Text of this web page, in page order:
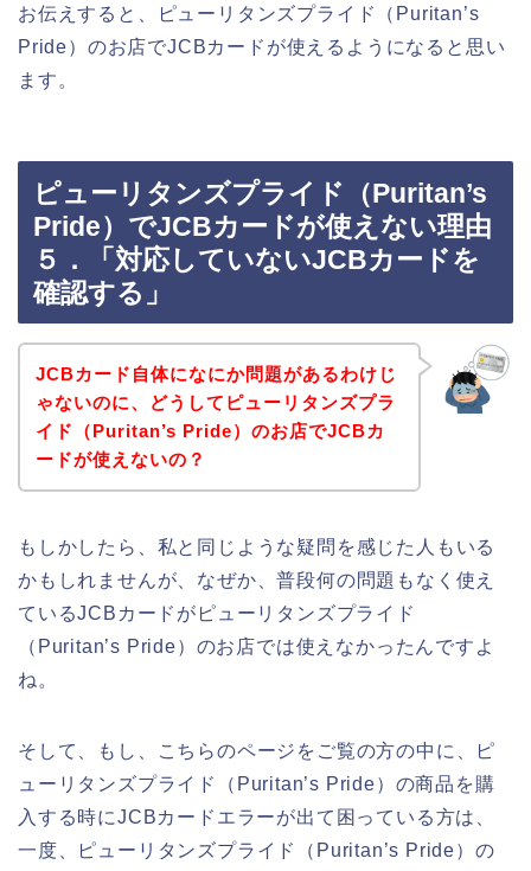
お伝えすると、ピューリタンズプライド（Puritan’s
Pride）のお店でJCBカードが使えるようになると思い
ます。
ピューリタンズプライド（Puritan’s
Pride）でJCBカードが使えない理由
５．「対応していないJCBカードを
確認する」
JCBカード自体になにか問題があるわけじ
ゃないのに、どうしてピューリタンズプラ
イド（Puritan’s Pride）のお店でJCBカ
ードが使えないの？
もしかしたら、私と同じような疑問を感じた人もいる
かもしれませんが、なぜか、普段何の問題もなく使え
ているJCBカードがピューリタンズプライド
（Puritan’s Pride）のお店では使えなかったんですよ
ね。
そして、もし、こちらのページをご覧の方の中に、ピ
ューリタンズプライド（Puritan’s Pride）の商品を購
入する時にJCBカードエラーが出て困っている方は、
一度、ピューリタンズプライド（Puritan’s Pride）の